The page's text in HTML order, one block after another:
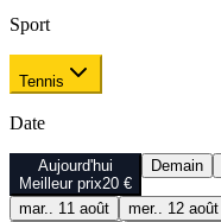
Sport
Tennis
Date
Aujourd'hui
Meilleur prix20 €
Demain
mar.. 11 août mer.. 12 août